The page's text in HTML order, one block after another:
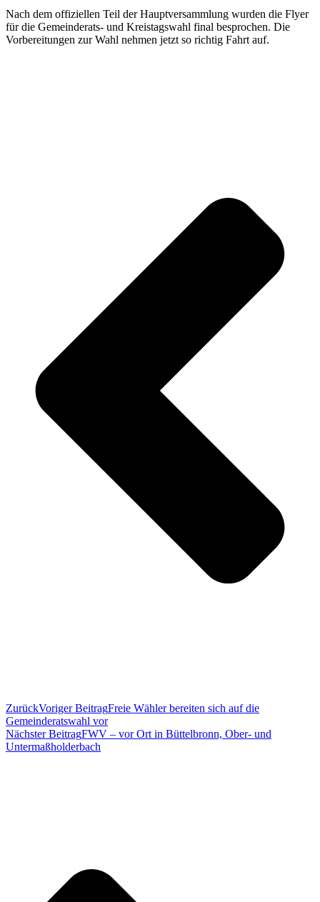
Nach dem offiziellen Teil der Hauptversammlung wurden die Flyer
für die Gemeinderats- und Kreistagswahl final besprochen. Die
Vorbereitungen zur Wahl nehmen jetzt so richtig Fahrt auf.
ZurückVoriger BeitragFreie Wähler bereiten sich auf die
Gemeinderatswahl vor
Nächster BeitragFWV – vor Ort in Büttelbronn, Ober- und
Untermaßholderbach